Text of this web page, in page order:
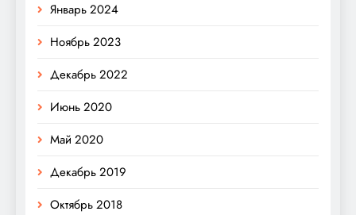
Январь 2024
Ноябрь 2023
Декабрь 2022
Июнь 2020
Май 2020
Декабрь 2019
Октябрь 2018